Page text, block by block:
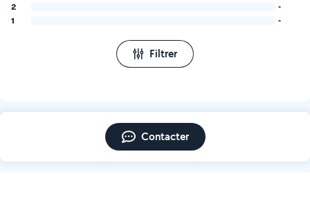
2
-
1
-
Filtrer
Contacter